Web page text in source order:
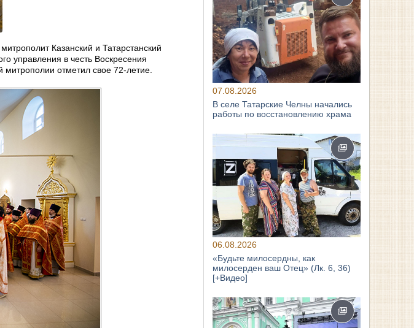
Казанский и Татарстанский
управления в честь Воскресения
митрополии отметил свое 72-летие.
07.08.2026
В селе Татарские Челны начались
работы по восстановлению храма
06.08.2026
«Будьте милосердны, как
милосерден ваш Отец» (Лк. 6, 36)
[+Видео]